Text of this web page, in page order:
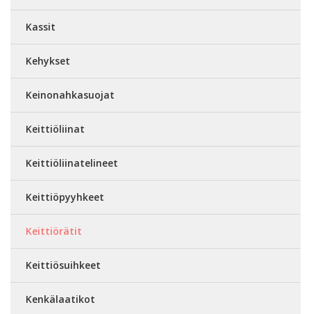
Kassit
Kehykset
Keinonahkasuojat
Keittiöliinat
Keittiöliinatelineet
Keittiöpyyhkeet
Keittiörätit
Keittiösuihkeet
Kenkälaatikot